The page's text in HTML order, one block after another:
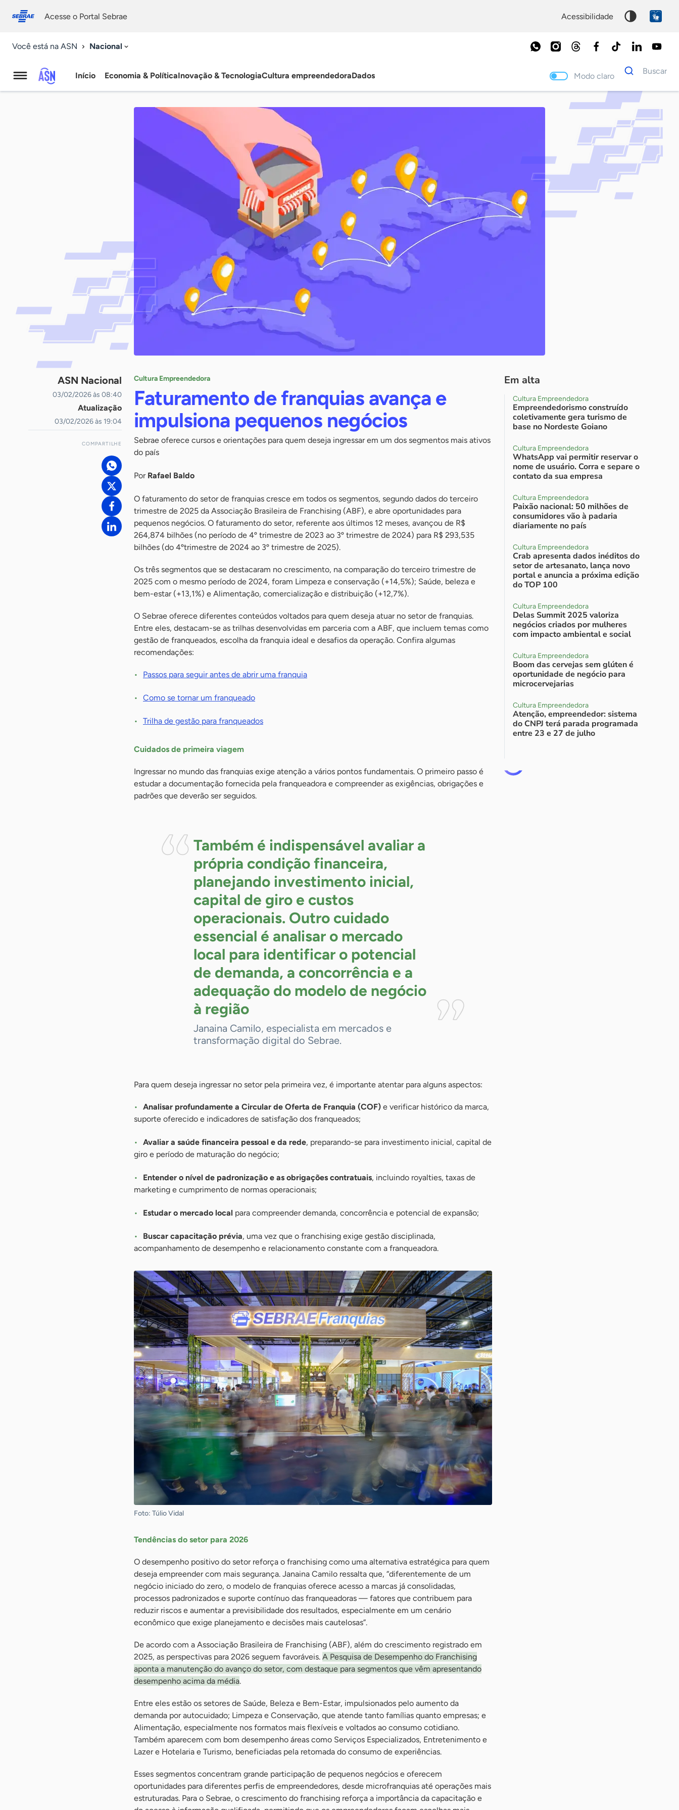
conosco
Acesse o Portal Sebrae acessibilidade
Você está na ASN Nacional
Agência
Início Economia & PolíticaInovação & TecnologiaCultura empreendedoraDados Modo claro
Dados
para
Buscar
Palavra
chave
ASN Nacional
03/02/2026 às 08:40
Atualização
03/02/2026 às 19:04
COMPARTILHE
Cultura Empreendedora
Faturamento de franquias avança e
impulsiona pequenos negócios
Sebrae oferece cursos e orientações para quem deseja ingressar em um dos segmentos mais ativos
do país
Por Rafael Baldo
O faturamento do setor de franquias cresce em todos os segmentos, segundo dados do terceiro
trimestre de 2025 da Associação Brasileira de Franchising (ABF), e abre oportunidades para
pequenos negócios. O faturamento do setor, referente aos últimos 12 meses, avançou de R$
264,874 bilhões (no período de 4º trimestre de 2023 ao 3º trimestre de 2024) para R$ 293,535
bilhões (do 4ºtrimestre de 2024 ao 3º trimestre de 2025).
Os três segmentos que se destacaram no crescimento, na comparação do terceiro trimestre de
2025 com o mesmo período de 2024, foram Limpeza e conservação (+14,5%); Saúde, beleza e
bem-estar (+13,1%) e Alimentação, comercialização e distribuição (+12,7%).
O Sebrae oferece diferentes conteúdos voltados para quem deseja atuar no setor de franquias.
Entre eles, destacam-se as trilhas desenvolvidas em parceria com a ABF, que incluem temas como
gestão de franqueados, escolha da franquia ideal e desafios da operação. Confira algumas
recomendações:
Passos para seguir antes de abrir uma franquia
Como se tornar um franqueado
Trilha de gestão para franqueados
Cuidados de primeira viagem
Ingressar no mundo das franquias exige atenção a vários pontos fundamentais. O primeiro passo é
estudar a documentação fornecida pela franqueadora e compreender as exigências, obrigações e
padrões que deverão ser seguidos.
Também é indispensável avaliar a
própria condição financeira,
planejando investimento inicial,
capital de giro e custos
operacionais. Outro cuidado
essencial é analisar o mercado
local para identificar o potencial
de demanda, a concorrência e a
adequação do modelo de negócio
à região
Janaina Camilo, especialista em mercados e
transformação digital do Sebrae.
Para quem deseja ingressar no setor pela primeira vez, é importante atentar para alguns aspectos:
Analisar profundamente a Circular de Oferta de Franquia (COF) e verificar histórico da marca,
suporte oferecido e indicadores de satisfação dos franqueados;
Avaliar a saúde financeira pessoal e da rede, preparando-se para investimento inicial, capital de
giro e período de maturação do negócio;
Entender o nível de padronização e as obrigações contratuais, incluindo royalties, taxas de
marketing e cumprimento de normas operacionais;
Estudar o mercado local para compreender demanda, concorrência e potencial de expansão;
Buscar capacitação prévia, uma vez que o franchising exige gestão disciplinada,
acompanhamento de desempenho e relacionamento constante com a franqueadora.
Foto: Túlio Vidal
Tendências do setor para 2026
O desempenho positivo do setor reforça o franchising como uma alternativa estratégica para quem
deseja empreender com mais segurança. Janaina Camilo ressalta que, “diferentemente de um
negócio iniciado do zero, o modelo de franquias oferece acesso a marcas já consolidadas,
processos padronizados e suporte contínuo das franqueadoras — fatores que contribuem para
reduzir riscos e aumentar a previsibilidade dos resultados, especialmente em um cenário
econômico que exige planejamento e decisões mais cautelosas”.
De acordo com a Associação Brasileira de Franchising (ABF), além do crescimento registrado em
2025, as perspectivas para 2026 seguem favoráveis. A Pesquisa de Desempenho do Franchising
aponta a manutenção do avanço do setor, com destaque para segmentos que vêm apresentando
desempenho acima da média.
Entre eles estão os setores de Saúde, Beleza e Bem-Estar, impulsionados pelo aumento da
demanda por autocuidado; Limpeza e Conservação, que atende tanto famílias quanto empresas; e
Alimentação, especialmente nos formatos mais flexíveis e voltados ao consumo cotidiano.
Também aparecem com bom desempenho áreas como Serviços Especializados, Entretenimento e
Lazer e Hotelaria e Turismo, beneficiadas pela retomada do consumo de experiências.
Esses segmentos concentram grande participação de pequenos negócios e oferecem
oportunidades para diferentes perfis de empreendedores, desde microfranquias até operações mais
estruturadas. Para o Sebrae, o crescimento do franchising reforça a importância da capacitação e
Em alta
Cultura Empreendedora
Empreendedorismo construído
coletivamente gera turismo de
base no Nordeste Goiano
Cultura Empreendedora
WhatsApp vai permitir reservar o
nome de usuário. Corra e separe o
contato da sua empresa
Cultura Empreendedora
Paixão nacional: 50 milhões de
consumidores vão à padaria
diariamente no país
Cultura Empreendedora
Crab apresenta dados inéditos do
setor de artesanato, lança novo
portal e anuncia a próxima edição
do TOP 100
Cultura Empreendedora
Delas Summit 2025 valoriza
negócios criados por mulheres
com impacto ambiental e social
Cultura Empreendedora
Boom das cervejas sem glúten é
oportunidade de negócio para
microcervejarias
Cultura Empreendedora
Atenção, empreendedor: sistema
do CNPJ terá parada programada
entre 23 e 27 de julho